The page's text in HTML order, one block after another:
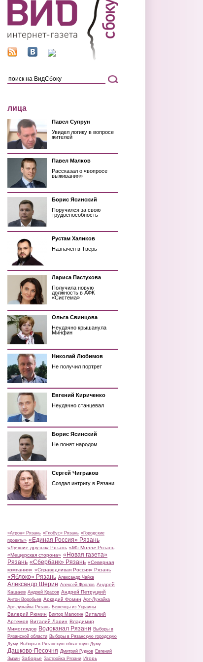
лица
Павел Супрун
Увидел логику в вопросе
жителей
Павел Малков
Рассказал о «вопросе
выживания»
Борис Ясинский
Поручился за свою
трудоспособность
Рустам Халиков
Назначен в Тверь
Лариса Пастухова
Получила новую
должность в АФК
«Система»
Ольга Свинцова
Неудачно крышанула
Минфин
Николай Любимов
Не получил портрет
Евгений Кириченко
Неудачно станцевал
Борис Ясинский
Не понят народом
Сергей Чиграков
Создал интригу в Рязани
«Атрон» Рязань «Глобус» Рязань «Городские
проекты» «Единая Россия» Рязань
«Лучшие друзья» Рязань «М5 Молл» Рязань
«Мещерская сторона» «Новая газета»
Рязань «Сбербанк» Рязань «Северная
компания» «Справедливая Россия» Рязань
«Яблоко» Рязань Александр Чайка
Александр Шерин Алексей Фролов Андрей
Кашаев Андрей Красов Андрей Петруцкий
Антон Воробьев Аркадий Фомин Арт-Лужайка
Арт-лужайка Рязань Беженцы из Украины
Валерий Рюмин Виктор Малюгин Виталий
Артемов Виталий Ларин Владимир
Мимоглядов Водоканал Рязани Выборы в
Рязанской области Выборы в Рязанскую городскую
Думу Выборы в Рязанскую областную Думу
Дашково-Песочня Дмитрий Гудков Евгений
Зызин Заборье Застройка Рязани Игорь